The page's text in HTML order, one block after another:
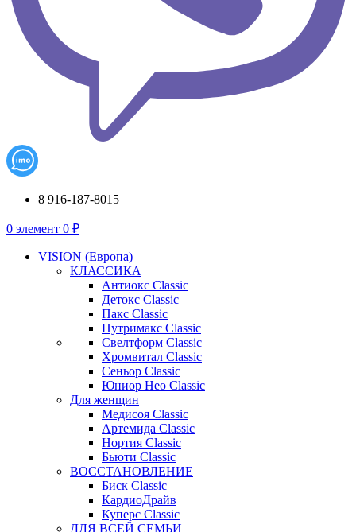
8 916-187-8015
0 элемент 0 ₽
VISION (Европа)
КЛАССИКА
Антиокс Classic
Детокс Classic
Пакс Classic
Нутримакс Classic
Свелтформ Classic
Хромвитал Classic
Сеньор Classic
Юниор Нео Classic
Для женщин
Медисоя Classic
Артемида Classic
Нортия Classic
Бьюти Classic
ВОССТАНОВЛЕНИЕ
Биск Classic
КардиоДрайв
Куперс Classic
ДЛЯ ВСЕЙ СЕМЬИ